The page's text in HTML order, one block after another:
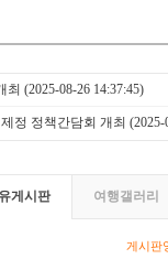
최 (2025-08-26 14:37:45)
정 정책간담회 개최 (2025-
게시판 여행갤러리
게시판